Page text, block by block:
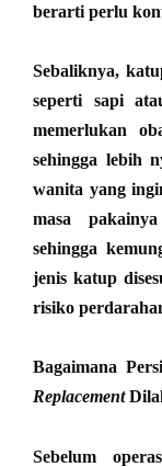
berarti perlu
Sebaliknya,
seperti sapi
memerlukan
sehingga lebih
wanita yang
masa
sehingga
jenis katup
risiko
Bagaimana
Replacement
Sebelum